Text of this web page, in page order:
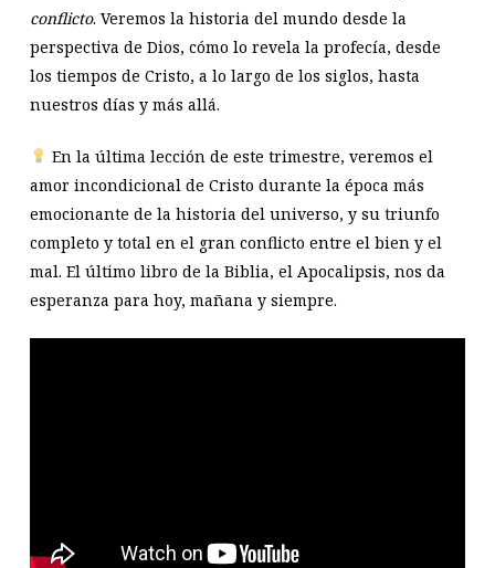
conflicto. Veremos la historia del mundo desde la
perspectiva de Dios, cómo lo revela la profecía, desde
los tiempos de Cristo, a lo largo de los siglos, hasta
nuestros días y más allá.
En la última lección de este trimestre, veremos el
amor incondicional de Cristo durante la época más
emocionante de la historia del universo, y su triunfo
completo y total en el gran conflicto entre el bien y el
mal. El último libro de la Biblia, el Apocalipsis, nos da
esperanza para hoy, mañana y siempre.